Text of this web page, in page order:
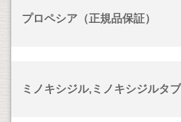
プロペシア（正規品保証）
ミノキシジル,ミノキシジルタ